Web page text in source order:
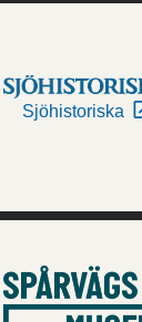
Sjöhistoriska